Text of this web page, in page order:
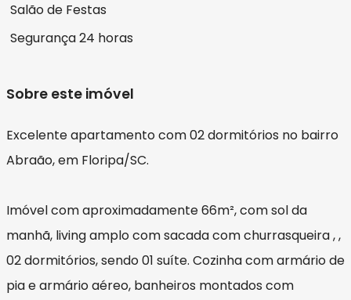
Salão de Festas
Segurança 24 horas
Sobre este imóvel
Excelente apartamento com 02 dormitórios no bairro
Abraão, em Floripa/SC.
Imóvel com aproximadamente 66m², com sol da
manhã, living amplo com sacada com churrasqueira , ,
02 dormitórios, sendo 01 suíte. Cozinha com armário de
pia e armário aéreo, banheiros montados com